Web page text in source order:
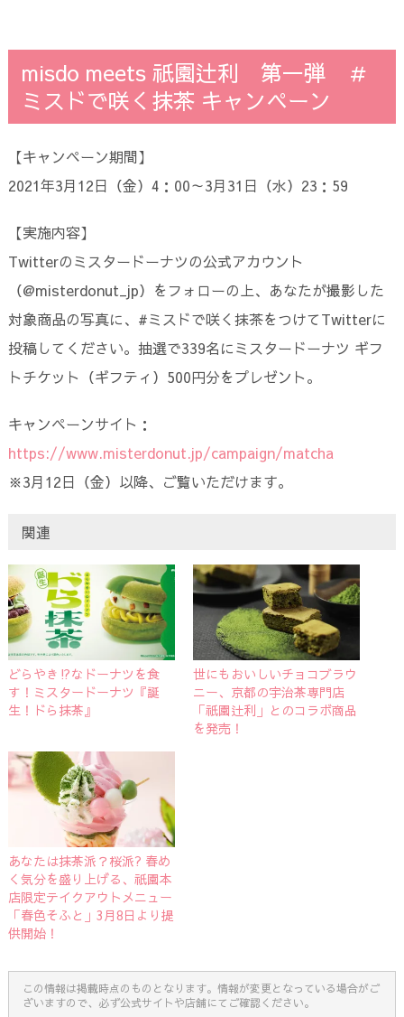
misdo meets 祇園辻利 第一弾 ＃
ミスドで咲く抹茶 キャンペーン
【キャンペーン期間】
2021年3月12日（金）4：00～3月31日（水）23：59
【実施内容】
Twitterのミスタードーナツの公式アカウント
（@misterdonut_jp）をフォローの上、あなたが撮影した
対象商品の写真に、#ミスドで咲く抹茶をつけてTwitterに
投稿してください。抽選で339名にミスタードーナツ ギフ
トチケット（ギフティ）500円分をプレゼント。
キャンペーンサイト：
https://www.misterdonut.jp/campaign/matcha
※3月12日（金）以降、ご覧いただけます。
関連
どらやき⁉なドーナツを食
す！ミスタードーナツ『誕
生！ドら抹茶』
世にもおいしいチョコブラウ
ニー、京都の宇治茶専門店
「祇園辻利」とのコラボ商品
を発売！
あなたは抹茶派？桜派? 春め
く気分を盛り上げる、祇園本
店限定テイクアウトメニュー
「春色そふと」3月8日より提
供開始！
この情報は掲載時点のものとなります。情報が変更となっている場合がご
ざいますので、必ず公式サイトや店舗にてご確認ください。